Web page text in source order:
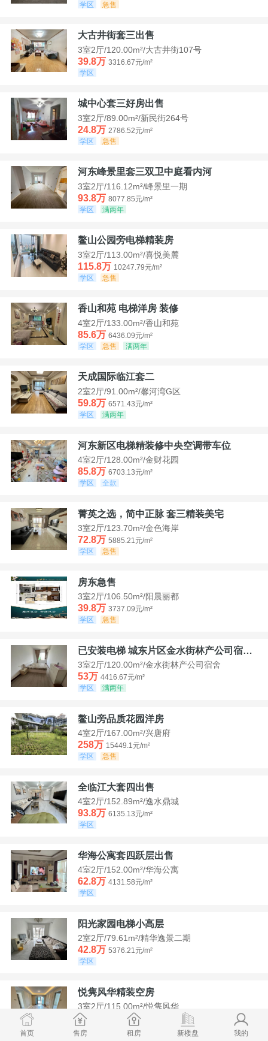
学区
急售
大古井街套三出售
3室2厅/120.00m²/大古井街107号
39.8万 3316.67元/m²
学区
城中心套三好房出售
3室2厅/89.00m²/新民街264号
24.8万 2786.52元/m²
学区
急售
河东峰景里套三双卫中庭看内河
3室2厅/116.12m²/峰景里一期
93.8万 8077.85元/m²
学区
满两年
鳌山公园旁电梯精装房
3室2厅/113.00m²/喜悦美麓
115.8万 10247.79元/m²
学区
急售
香山和苑 电梯洋房 装修
4室2厅/133.00m²/香山和苑
85.6万 6436.09元/m²
学区
急售 满两年
天成国际临江套二
2室2厅/91.00m²/馨河湾G区
59.8万 6571.43元/m²
学区
满两年
河东新区电梯精装修中央空调带车位
4室2厅/128.00m²/金财花园
85.8万 6703.13元/m²
学区
全款
菁英之选，简中正脉 套三精装美宅
3室2厅/123.70m²/金色海岸
72.8万 5885.21元/m²
学区
急售
房东急售
3室2厅/106.50m²/阳晨丽都
39.8万 3737.09元/m²
学区
急售
已安装电梯 城东片区金水街林产公司宿舍套三可看江景
3室2厅/120.00m²/金水街林产公司宿舍
53万 4416.67元/m²
学区
满两年
鳌山旁品质花园洋房
4室2厅/167.00m²/兴唐府
258万 15449.1元/m²
学区
急售
全临江大套四出售
4室2厅/152.89m²/逸水鼎城
93.8万 6135.13元/m²
学区
华海公寓套四跃层出售
4室2厅/152.00m²/华海公寓
62.8万 4131.58元/m²
学区
阳光家园电梯小高层
2室2厅/79.61m²/精华逸景二期
42.8万 5376.21元/m²
学区
悦隽风华精装空房
3室2厅/115.00m²/悦隽风华
95万
8260.87元/m²
学区
首页 售房 租房 新楼盘 我的